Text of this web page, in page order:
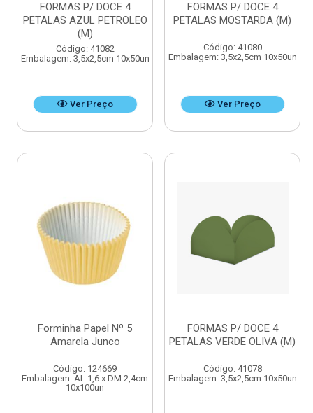
FORMAS P/ DOCE 4
PETALAS AZUL PETROLEO
(M)
Código: 41082
Embalagem: 3,5x2,5cm 10x50un
Ver Preço
FORMAS P/ DOCE 4
PETALAS MOSTARDA (M)
Código: 41080
Embalagem: 3,5x2,5cm 10x50un
Ver Preço
Forminha Papel Nº 5
Amarela Junco
Código: 124669
Embalagem: AL.1,6 x DM.2,4cm
10x100un
FORMAS P/ DOCE 4
PETALAS VERDE OLIVA (M)
Código: 41078
Embalagem: 3,5x2,5cm 10x50un